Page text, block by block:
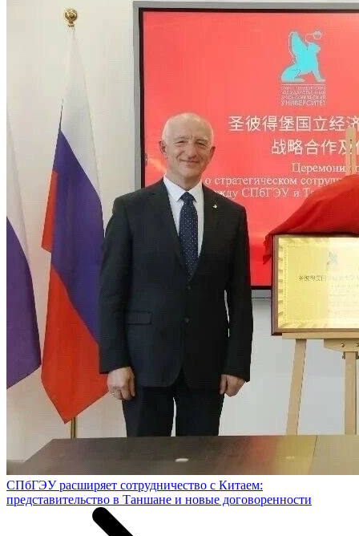
СПбГЭУ расширяет сотрудничество с Китаем:
представительство в Таншане и новые договоренности